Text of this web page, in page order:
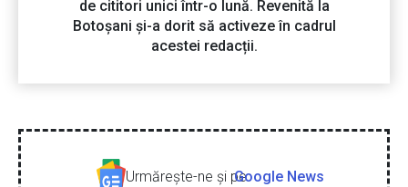
de cititori unici într-o lună. Revenită la
Botoșani și-a dorit să activeze în cadrul
acestei redacții.
Urmăreşte-ne şi peGoogle News